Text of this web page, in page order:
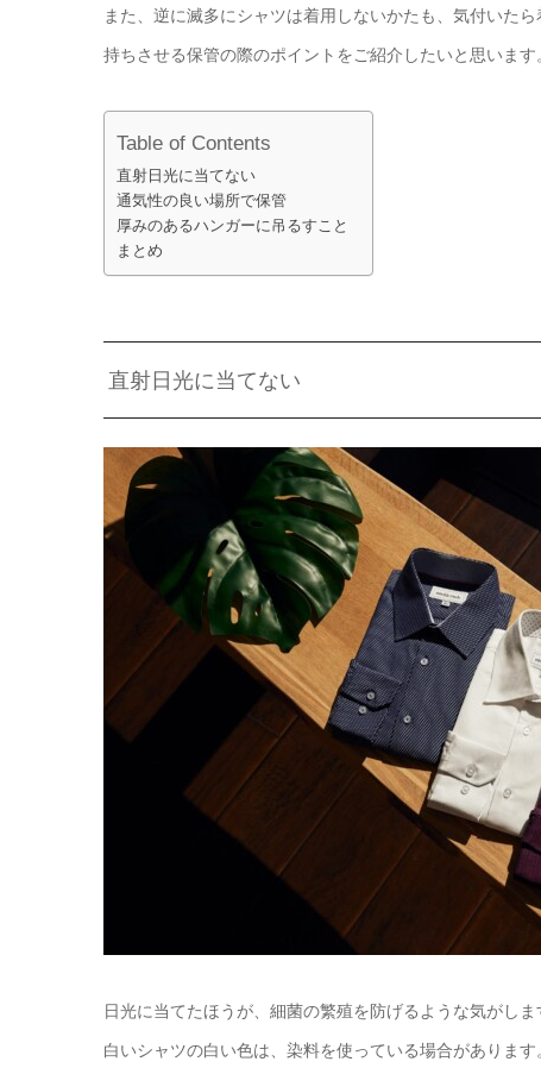
また、逆に滅多にシャツは着用しないかたも、気付い
持ちさせる保管の際のポイントをご紹介したいと思います
Table of Contents
直射日光に当てない
通気性の良い場所で保管
厚みのあるハンガーに吊るすこと
まとめ
直射日光に当てない
日光に当てたほうが、細菌の繁殖を防げるような気がし
白いシャツの白い色は、染料を使っている場合がありま